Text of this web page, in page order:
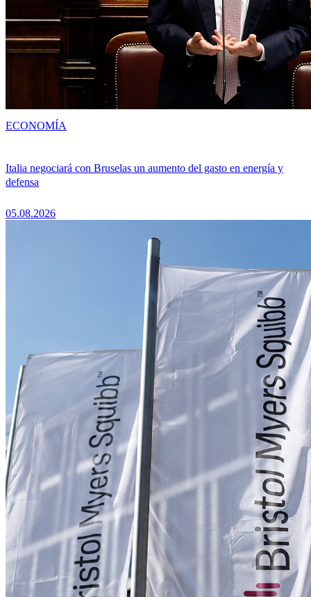
Italia negociará con Bruselas un aumento del gasto en energía y
defensa
05.08.2026
ECONOMÍA